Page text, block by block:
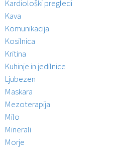
Kardiološki pregledi
Kava
Komunikacija
Kosilnica
Kritina
Kuhinje in jedilnice
Ljubezen
Maskara
Mezoterapija
Milo
Minerali
Morje